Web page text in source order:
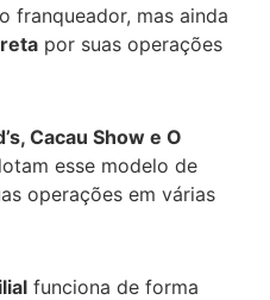
franqueador, mas ainda
por suas operações
Cacau Show e O
esse modelo de
operações em várias
funciona de forma